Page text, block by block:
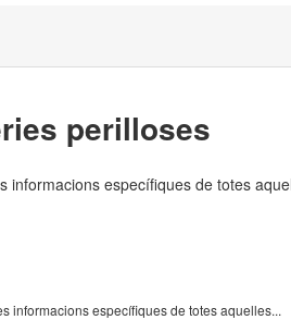
perilloses
informacions específiques de totes
informacions específiques de totes aquelles...